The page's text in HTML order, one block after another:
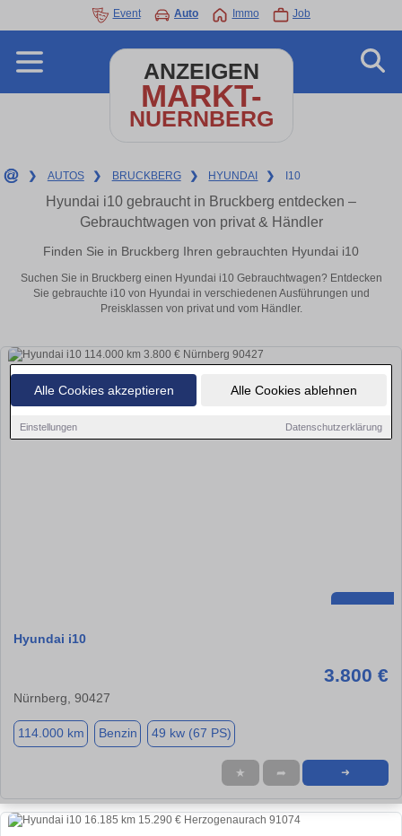
Alle Cookies akzeptieren Alle Cookies ablehnen
Einstellungen Datenschutzerklärung
Event Auto Immo Job
ANZEIGEN
MARKT-
NUERNBERG
❯ AUTOS ❯ BRUCKBERG ❯ HYUNDAI ❯ I10
Hyundai i10 gebraucht in Bruckberg entdecken –
Gebrauchtwagen von privat & Händler
Finden Sie in Bruckberg Ihren gebrauchten Hyundai i10
Suchen Sie in Bruckberg einen Hyundai i10 Gebrauchtwagen? Entdecken
Sie gebrauchte i10 von Hyundai in verschiedenen Ausführungen und
Preisklassen von privat und vom Händler.
Hyundai i10
3.800 €
Nürnberg, 90427
114.000 km Benzin 49 kw (67 PS)
★ ➦ ➜